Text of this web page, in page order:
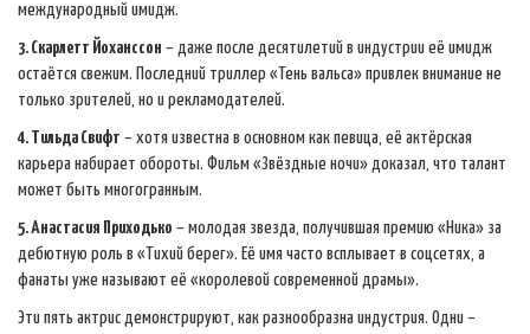
международный имидж.
3. Скарлетт Йоханссон – даже после десятилетий в индустрии её имидж
остаётся свежим. Последний триллер «Тень вальса» привлек внимание не
только зрителей, но и рекламодателей.
4. Тильда Свифт – хотя известна в основном как певица, её актёрская
карьера набирает обороты. Фильм «Звёздные ночи» доказал, что талант
может быть многогранным.
5. Анастасия Приходько – молодая звезда, получившая премию «Ника» за
дебютную роль в «Тихий берег». Её имя часто всплывает в соцсетях, а
фанаты уже называют её «королевой современной драмы».
Эти пять актрис демонстрируют, как разнообразна индустрия. Одни –